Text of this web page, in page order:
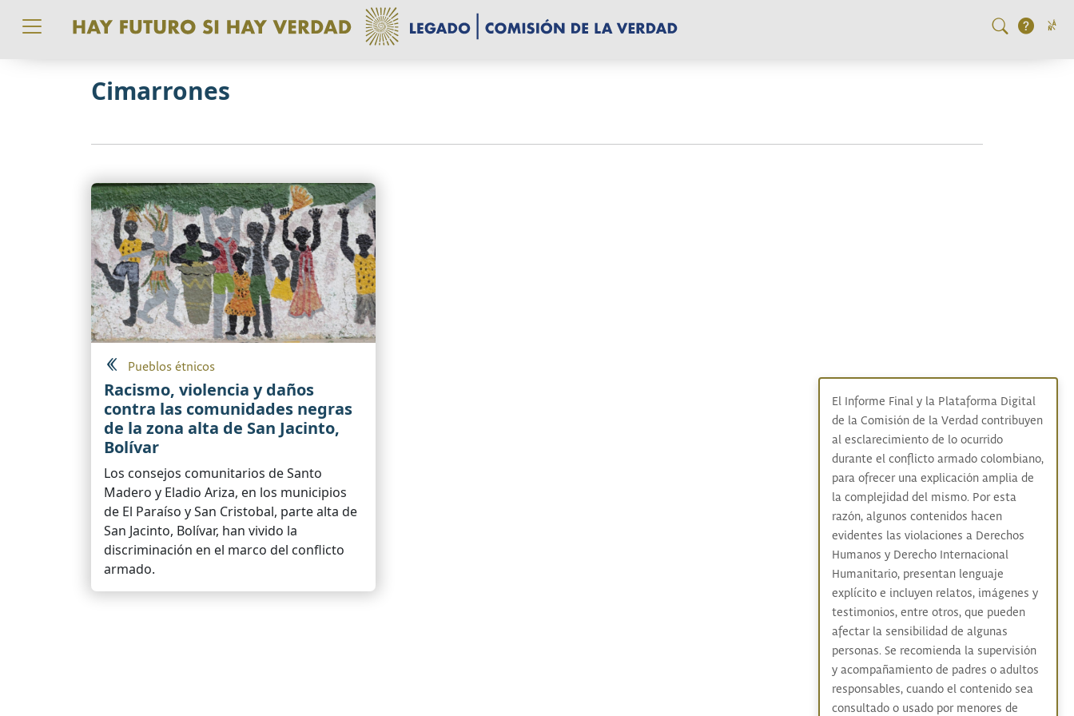
Cimarrones
Pueblos étnicos
Racismo, violencia y daños
contra las comunidades negras
de la zona alta de San Jacinto,
Bolívar
Los consejos comunitarios de Santo
Madero y Eladio Ariza, en los municipios
de El Paraíso y San Cristobal, parte alta de
San Jacinto, Bolívar, han vivido la
discriminación en el marco del conflicto
armado.
El Informe Final y la Plataforma Digital
de la Comisión de la Verdad contribuyen
al esclarecimiento de lo ocurrido
durante el conflicto armado colombiano,
para ofrecer una explicación amplia de
la complejidad del mismo. Por esta
razón, algunos contenidos hacen
evidentes las violaciones a Derechos
Humanos y Derecho Internacional
Humanitario, presentan lenguaje
explícito e incluyen relatos, imágenes y
testimonios, entre otros, que pueden
afectar la sensibilidad de algunas
personas. Se recomienda la supervisión
y acompañamiento de padres o adultos
responsables, cuando el contenido sea
consultado o usado por menores de